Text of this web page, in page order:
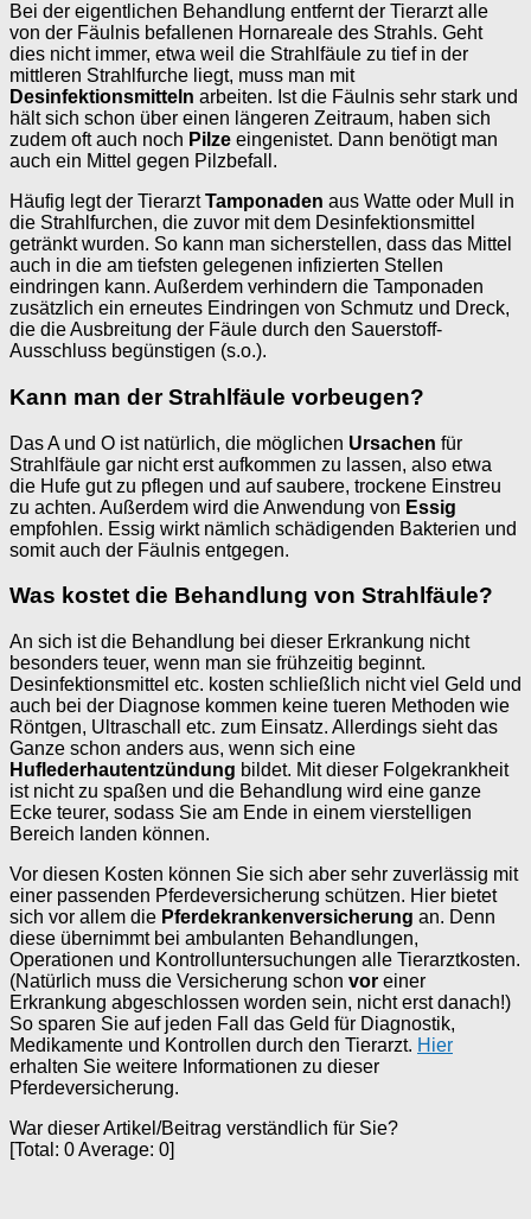
Bei der eigentlichen Behandlung entfernt der Tierarzt alle
von der Fäulnis befallenen Hornareale des Strahls. Geht
dies nicht immer, etwa weil die Strahlfäule zu tief in der
mittleren Strahlfurche liegt, muss man mit
Desinfektionsmitteln arbeiten. Ist die Fäulnis sehr stark und
hält sich schon über einen längeren Zeitraum, haben sich
zudem oft auch noch Pilze eingenistet. Dann benötigt man
auch ein Mittel gegen Pilzbefall.
Häufig legt der TierarztTamponaden aus Watte oder Mull in
die Strahlfurchen, die zuvor mit dem Desinfektionsmittel
getränkt wurden. So kann man sicherstellen, dass das Mittel
auch in die am tiefsten gelegenen infizierten Stellen
eindringen kann. Außerdem verhindern die Tamponaden
zusätzlich ein erneutes Eindringen von Schmutz und Dreck,
die die Ausbreitung der Fäule durch den Sauerstoff-
Ausschluss begünstigen (s.o.).
Kann man der Strahlfäule vorbeugen?
Das A und O ist natürlich, die möglichen Ursachen für
Strahlfäule gar nicht erst aufkommen zu lassen, also etwa
die Hufe gut zu pflegen und auf saubere, trockene Einstreu
zu achten. Außerdem wird die Anwendung von Essig
empfohlen. Essig wirkt nämlich schädigenden Bakterien und
somit auch der Fäulnis entgegen.
Was kostet die Behandlung von Strahlfäule?
An sich ist die Behandlung bei dieser Erkrankung nicht
besonders teuer, wenn man sie frühzeitig beginnt.
Desinfektionsmittel etc. kosten schließlich nicht viel Geld und
auch bei der Diagnose kommen keine tueren Methoden wie
Röntgen, Ultraschall etc. zum Einsatz. Allerdings sieht das
Ganze schon anders aus, wenn sich eine
Huflederhautentzündung bildet. Mit dieser Folgekrankheit
ist nicht zu spaßen und die Behandlung wird eine ganze
Ecke teurer, sodass Sie am Ende in einem vierstelligen
Bereich landen können.
Vor diesen Kosten können Sie sich aber sehr zuverlässig mit
einer passenden Pferdeversicherung schützen. Hier bietet
sich vor allem die Pferdekrankenversicherung an. Denn
diese übernimmt bei ambulanten Behandlungen,
Operationen und Kontrolluntersuchungen alle Tierarztkosten.
(Natürlich muss die Versicherung schon vor einer
Erkrankung abgeschlossen worden sein, nicht erst danach!)
So sparen Sie auf jeden Fall das Geld für Diagnostik,
Medikamente und Kontrollen durch den Tierarzt. Hier
erhalten Sie weitere Informationen zu dieser
Pferdeversicherung.
War dieser Artikel/Beitrag verständlich für Sie?
[Total: 0Average: 0]